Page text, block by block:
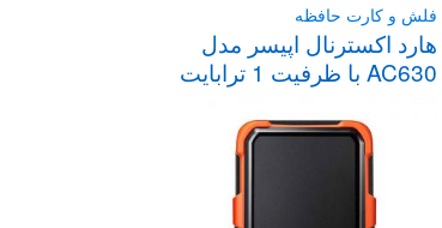
فلش و کارت حافظه
هارد اکسترنال اپیسر مدل
AC630 با ظرفیت 1 ترابایت